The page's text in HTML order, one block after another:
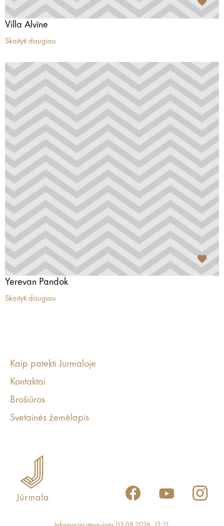
Villa Alvīne
Skaityti daugiau
Yerevan Pandok
Skaityti daugiau
Kaip patekti Jurmaloje
Kontaktai
Brošiūros
Svetainės žemėlapis